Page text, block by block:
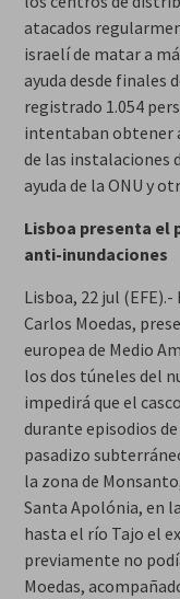
atacados
israelí de matar a
ayuda desde finales
registrado 1.054
intentaban obtener
de las instalaciones
ayuda de la ONU y
Lisboa presenta el
anti-inundaciones
Lisboa, 22 jul
Carlos Moedas,
europea de Medio
los dos túneles del
impedirá que el
durante episodios
pasadizo
la zona de
Santa Apolónia, en
hasta el río Tajo el
previamente no
Moedas,